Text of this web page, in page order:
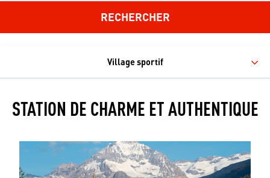
RECHERCHER
Village sportif
STATION DE CHARME ET AUTHENTIQUE